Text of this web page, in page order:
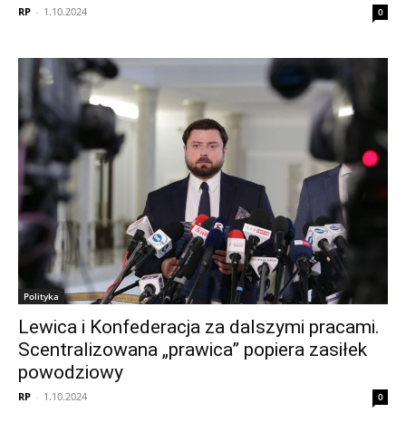
RP - 1.10.2024 0
Polityka
Lewica i Konfederacja za dalszymi pracami.
Scentralizowana „prawica” popiera zasiłek
powodziowy
RP - 1.10.2024 0